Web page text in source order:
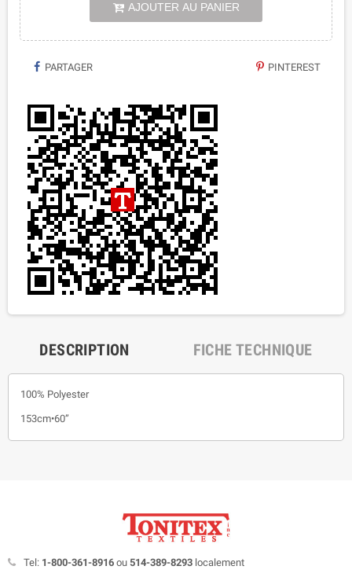
AJOUTER AU PANIER
PARTAGER PINTEREST
DESCRIPTION FICHE TECHNIQUE
100% Polyester
153cm•60”
Tel: 1-800-361-8916 ou 514-389-8293 localement